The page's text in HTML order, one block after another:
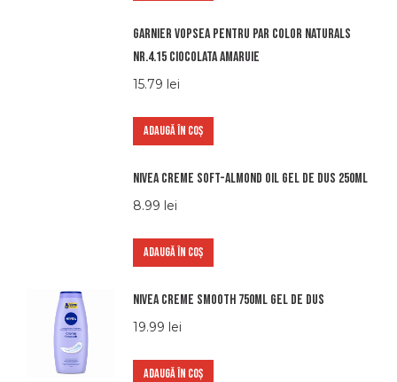
Garnier vopsea pentru par color naturals
nr.4.15 ciocolata amaruie
15.79 lei
ADAUGĂ ÎN COȘ
Nivea creme soft-almond oil gel de dus 250ml
8.99 lei
ADAUGĂ ÎN COȘ
Nivea creme smooth 750ml gel de dus
19.99 lei
ADAUGĂ ÎN COȘ